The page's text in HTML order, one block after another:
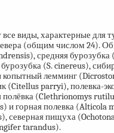
виды, характерные для
(общим числом 24).
средняя бурозубка
(S. cinereus),
копытный лемминг
(Citellus parryi), полевка-
полёвка (Clethrionomys
и горная полевка (Alticola
северная пищуха
tarandus).